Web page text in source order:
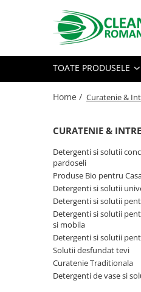
Toate Produsele
Curatenie & Intretinere Casa
Detergenti si solutii
pentru pardoseli
Detergenti si solutii universale
Detergenti si solutii pentru
Detergenti si solutii pentru
suprafete de lemn si mobila
Detergenti si solutii pentru
Solutii desfundat tevi
Curatenie Traditionala
Detergenti de vase si solutii
pentru bucatarie
TOATE PRODUSELE
Home / Curatenie &
CURATENIE &
Detergenti si solutii
pardoseli
Produse Bio pentru
Detergenti si solutii
Detergenti si solutii
Detergenti si solutii
si mobila
Detergenti si solutii
Solutii desfundat tevi
Curatenie Traditionala
Detergenti de vase si